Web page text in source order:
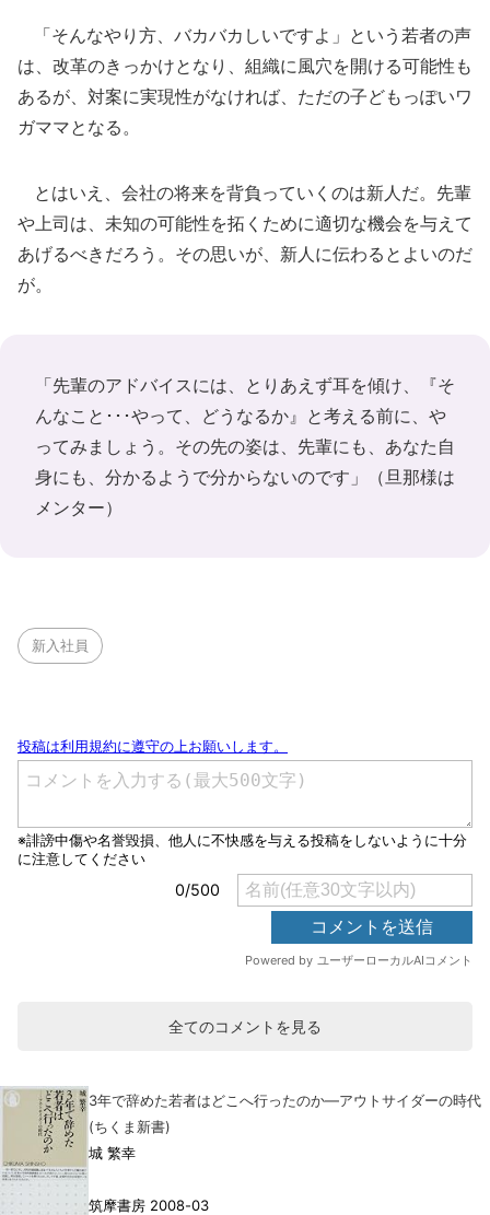
「そんなやり方、バカバカしいですよ」という若者の声
は、改革のきっかけとなり、組織に風穴を開ける可能性も
あるが、対案に実現性がなければ、ただの子どもっぽいワ
ガママとなる。
とはいえ、会社の将来を背負っていくのは新人だ。先輩
や上司は、未知の可能性を拓くために適切な機会を与えて
あげるべきだろう。その思いが、新人に伝わるとよいのだ
が。
「先輩のアドバイスには、とりあえず耳を傾け、『そ
んなこと･･･やって、どうなるか』と考える前に、や
ってみましょう。その先の姿は、先輩にも、あなた自
身にも、分かるようで分からないのです」（旦那様は
メンター）
新入社員
全てのコメントを見る
3年で辞めた若者はどこへ行ったのか―アウトサイダーの時代
(ちくま新書)
城 繁幸
筑摩書房 2008-03